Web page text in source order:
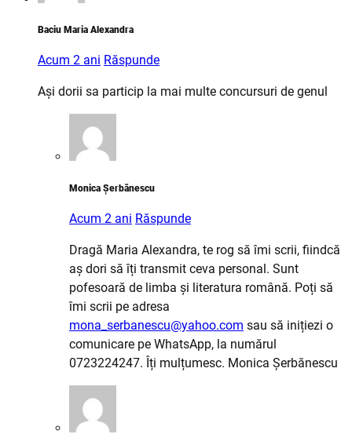
Baciu Maria Alexandra
Acum 2 ani Răspunde
Ași dorii sa particip la mai multe concursuri de genul
Monica Șerbănescu
Acum 2 ani Răspunde
Dragă Maria Alexandra, te rog să îmi scrii, fiindcă
aș dori să îți transmit ceva personal. Sunt
pofesoară de limba și literatura română. Poți să
îmi scrii pe adresa
mona_serbanescu@yahoo.com sau să inițiezi o
comunicare pe WhatsApp, la numărul
0723224247. Îți mulțumesc. Monica Șerbănescu